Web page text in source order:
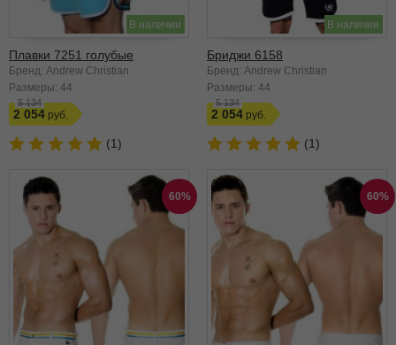
В наличии
Плавки 7251 голубые
Бренд: Andrew Christian
Размеры: 44
5 134
2 054
(1)
В наличии
Бриджи 6158
Бренд: Andrew Christian
Размеры: 44
5 134
2 054
(1)
60% 60%